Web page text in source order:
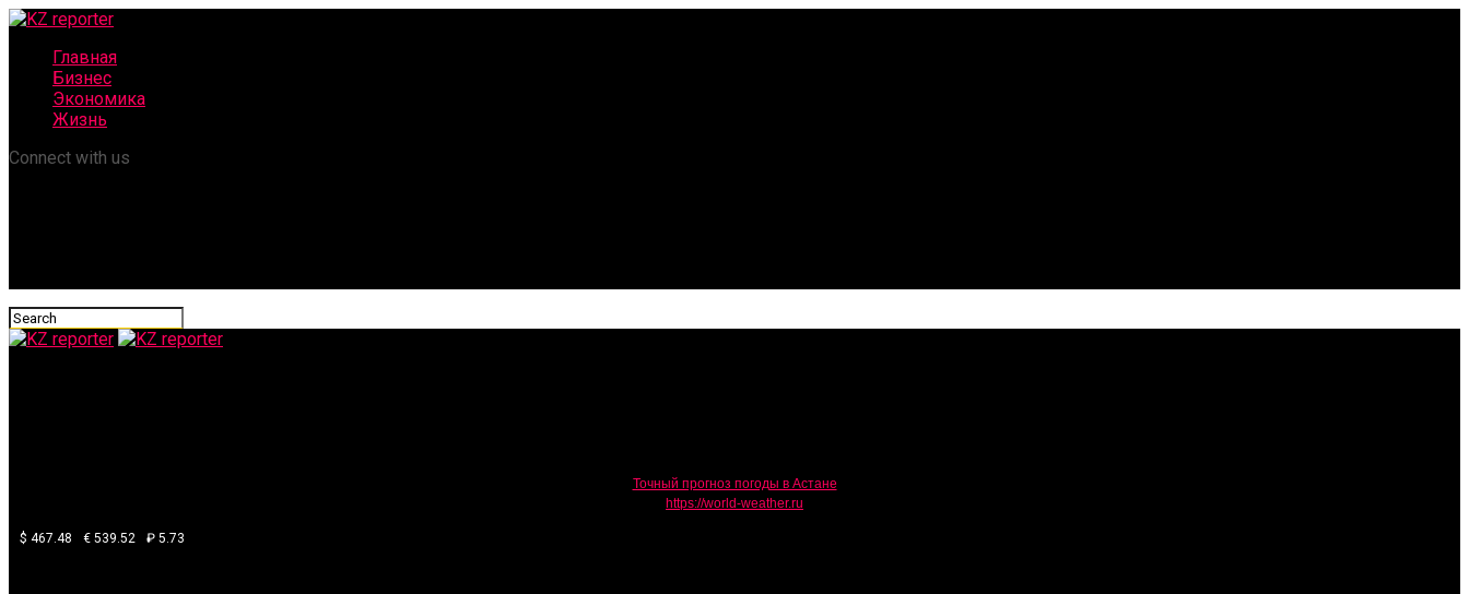
Главная
Бизнес
Экономика
Жизнь
Connect with us
Точный прогноз погоды в Астане
https://world-weather.ru
$ 467.48 € 539.52 ₽ 5.73